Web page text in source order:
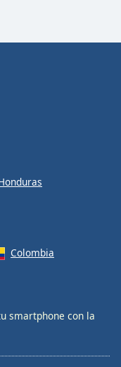
Colombia
smartphone con la